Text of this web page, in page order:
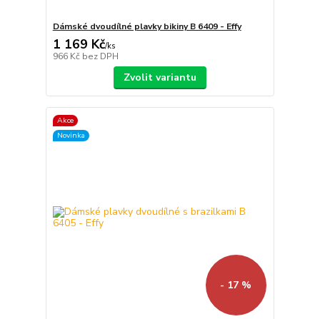
Dámské dvoudílné plavky bikiny B 6409 - Effy
1 169 Kč/ks
966 Kč bez DPH
Zvolit variantu
Akce
Novinka
- 17 %